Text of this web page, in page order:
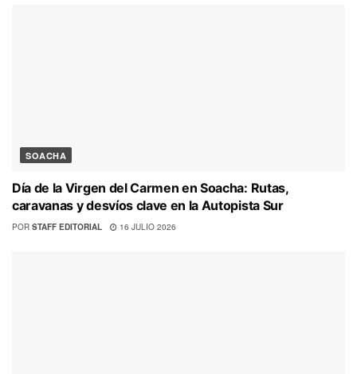
SOACHA
Día de la Virgen del Carmen en Soacha: Rutas,
caravanas y desvíos clave en la Autopista Sur
POR STAFF EDITORIAL 16 JULIO 2026